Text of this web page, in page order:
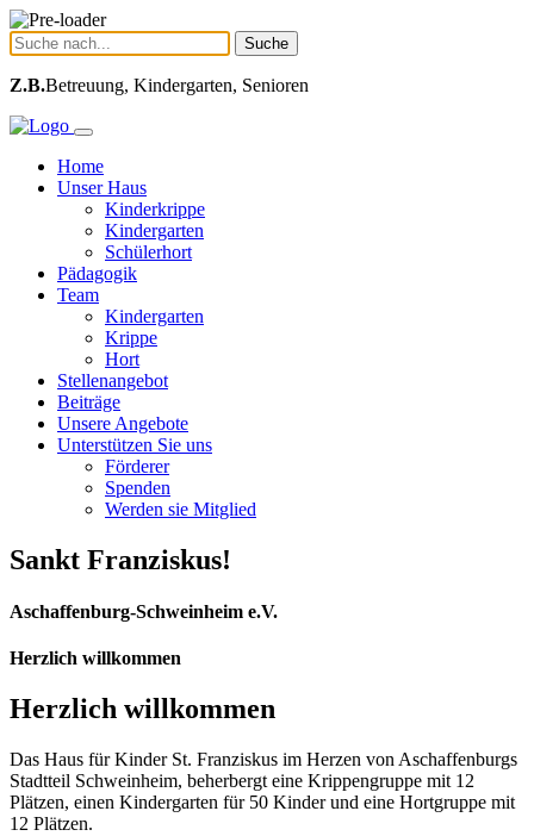
Suche
Z.B.Betreuung, Kindergarten, Senioren
Home
Unser Haus
Kinderkrippe
Kindergarten
Schülerhort
Pädagogik
Team
Kindergarten
Krippe
Hort
Stellenangebot
Beiträge
Unsere Angebote
Unterstützen Sie uns
Förderer
Spenden
Werden sie Mitglied
Sankt Franziskus!
Aschaffenburg-Schweinheim e.V.
Herzlich willkommen
Herzlich willkommen
Das Haus für Kinder St. Franziskus im Herzen von Aschaffenburgs
Stadtteil Schweinheim, beherbergt eine Krippengruppe mit 12
Plätzen, einen Kindergarten für 50 Kinder und eine Hortgruppe mit
12 Plätzen.